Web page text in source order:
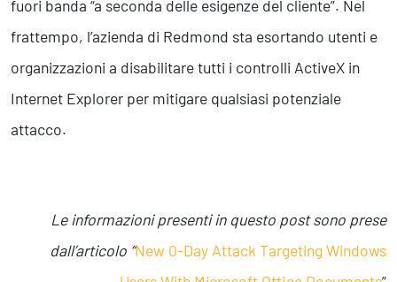
fuori banda “a seconda delle esigenze del cliente”. Nel
frattempo, l’azienda di Redmond sta esortando utenti e
organizzazioni a disabilitare tutti i controlli ActiveX in
Internet Explorer per mitigare qualsiasi potenziale
attacco.
Le informazioni presenti in questo post sono prese
dall’articolo “New 0-Day Attack Targeting Windows